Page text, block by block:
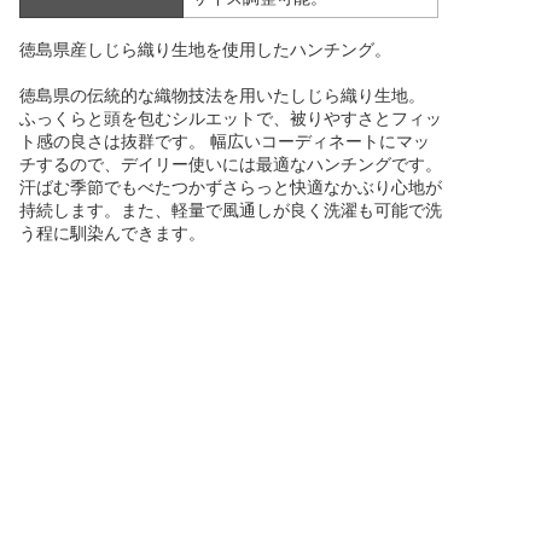
徳島県産しじら織り生地を使用したハンチング。
徳島県の伝統的な織物技法を用いたしじら織り生地。
ふっくらと頭を包むシルエットで、被りやすさとフィッ
ト感の良さは抜群です。 幅広いコーディネートにマッ
チするので、デイリー使いには最適なハンチングです。
汗ばむ季節でもべたつかずさらっと快適なかぶり心地が
持続します。また、軽量で風通しが良く洗濯も可能で洗
う程に馴染んできます。